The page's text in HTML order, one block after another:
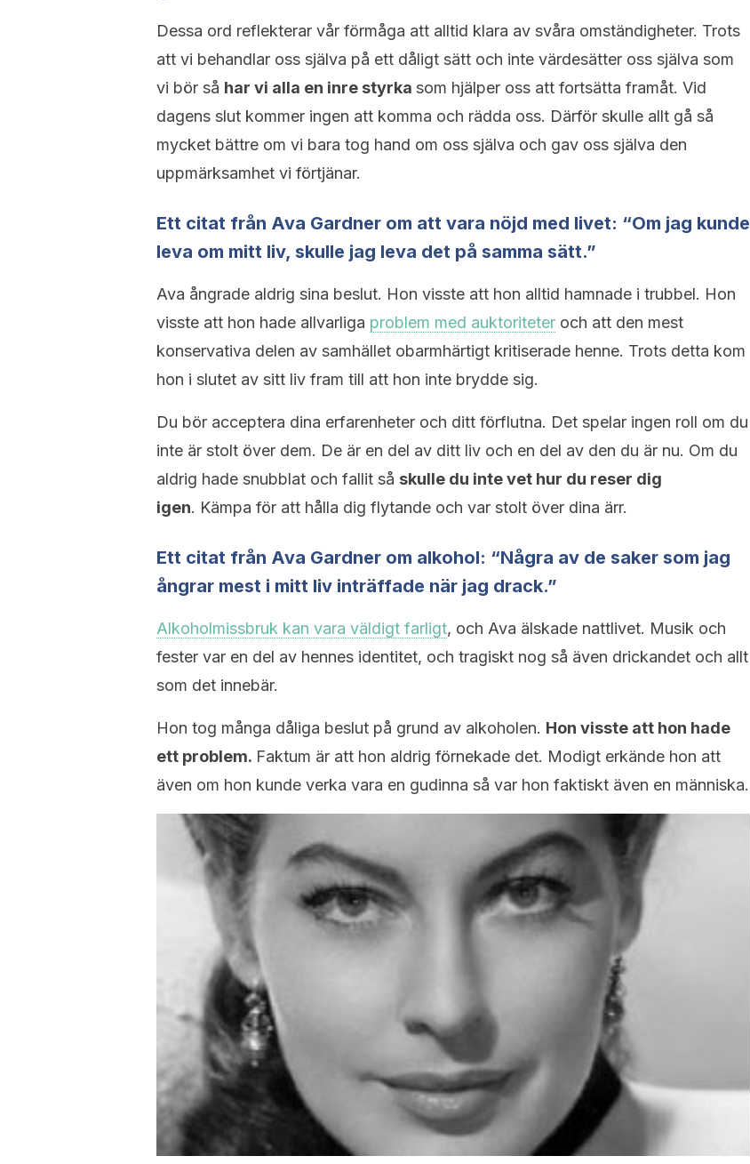
Dessa ord reflekterar vår förmåga att alltid klara av svåra omständigheter. Trots
att vi behandlar oss själva på ett dåligt sätt och inte värdesätter oss själva som
vi bör så har vi alla en inre styrka som hjälper oss att fortsätta framåt. Vid
dagens slut kommer ingen att komma och rädda oss. Därför skulle allt gå så
mycket bättre om vi bara tog hand om oss själva och gav oss själva den
uppmärksamhet vi förtjänar.
Ett citat från Ava Gardner om att vara nöjd med livet: “Om jag kunde
leva om mitt liv, skulle jag leva det på samma sätt.”
Ava ångrade aldrig sina beslut. Hon visste att hon alltid hamnade i trubbel. Hon
visste att hon hade allvarliga problem med auktoriteter och att den mest
konservativa delen av samhället obarmhärtigt kritiserade henne. Trots detta kom
hon i slutet av sitt liv fram till att hon inte brydde sig.
Du bör acceptera dina erfarenheter och ditt förflutna. Det spelar ingen roll om du
inte är stolt över dem. De är en del av ditt liv och en del av den du är nu. Om du
aldrig hade snubblat och fallit så skulle du inte vet hur du reser dig
igen. Kämpa för att hålla dig flytande och var stolt över dina ärr.
Ett citat från Ava Gardner om alkohol: “Några av de saker som jag
ångrar mest i mitt liv inträffade när jag drack.”
Alkoholmissbruk kan vara väldigt farligt, och Ava älskade nattlivet. Musik och
fester var en del av hennes identitet, och tragiskt nog så även drickandet och allt
som det innebär.
Hon tog många dåliga beslut på grund av alkoholen. Hon visste att hon hade
ett problem. Faktum är att hon aldrig förnekade det. Modigt erkände hon att
även om hon kunde verka vara en gudinna så var hon faktiskt även en människa.